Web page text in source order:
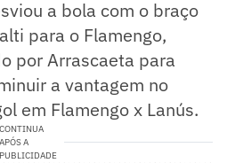
a bola com o braço
para o Flamengo,
por Arrascaeta para
a vantagem no
em Flamengo x Lanús.
CONTINUA
APÓS A
PUBLICIDADE